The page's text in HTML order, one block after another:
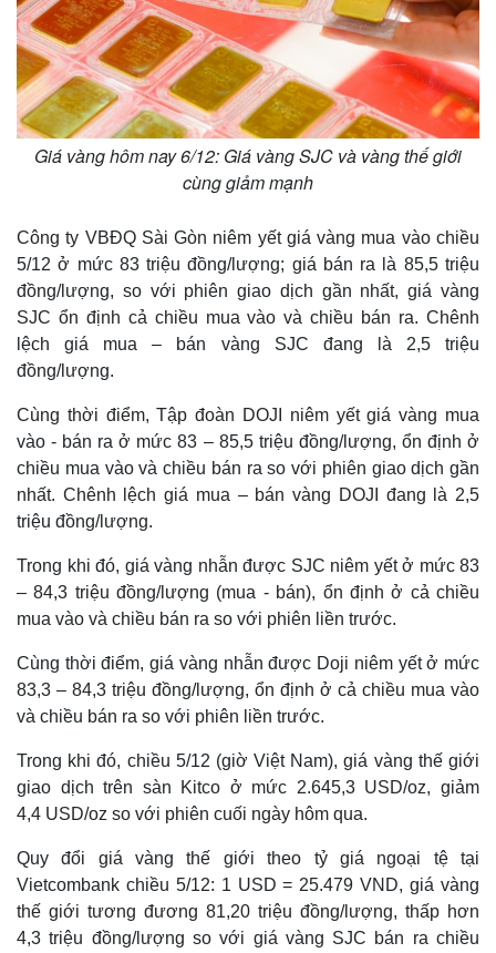
Quan sát
Cuộc sống đó đây
Hồ sơ
Video
Ảnh
E-Magazine
Infographic
Giá vàng hôm nay 6/12: Giá vàng SJC và vàng thế giới
cùng giảm mạnh
Công ty VBĐQ Sài Gòn niêm yết giá vàng mua vào chiều
5/12 ở mức 83 triệu đồng/lượng; giá bán ra là 85,5 triệu
đồng/lượng, so với phiên giao dịch gần nhất, giá vàng
SJC ổn định cả chiều mua vào và chiều bán ra. Chênh
lệch giá mua – bán vàng SJC đang là 2,5 triệu
đồng/lượng.
Cùng thời điểm, Tập đoàn DOJI niêm yết giá vàng mua
vào - bán ra ở mức 83 – 85,5 triệu đồng/lượng, ổn định ở
chiều mua vào và chiều bán ra so với phiên giao dịch gần
nhất. Chênh lệch giá mua – bán vàng DOJI đang là 2,5
triệu đồng/lượng.
Trong khi đó, giá vàng nhẫn được SJC niêm yết ở mức 83
– 84,3 triệu đồng/lượng (mua - bán), ổn định ở cả chiều
mua vào và chiều bán ra so với phiên liền trước.
Cùng thời điểm, giá vàng nhẫn được Doji niêm yết ở mức
83,3 – 84,3 triệu đồng/lượng, ổn định ở cả chiều mua vào
và chiều bán ra so với phiên liền trước.
Trong khi đó, chiều 5/12 (giờ Việt Nam), giá vàng thế giới
giao dịch trên sàn Kitco ở mức 2.645,3 USD/oz, giảm
4,4 USD/oz so với phiên cuối ngày hôm qua.
Quy đổi giá vàng thế giới theo tỷ giá ngoại tệ tại
Vietcombank chiều 5/12: 1 USD = 25.479 VND, giá vàng
thế giới tương đương 81,20 triệu đồng/lượng, thấp hơn
4,3 triệu đồng/lượng so với giá vàng SJC bán ra chiều